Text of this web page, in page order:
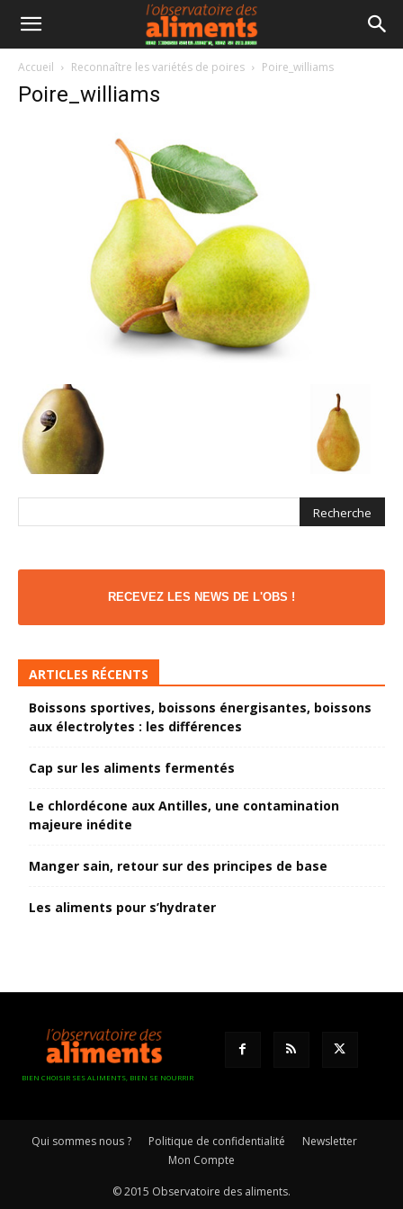
Accueil Reconnaître les variétés de poires Poire_williams
Poire_williams
RECEVEZ LES NEWS DE L'OBS !
ARTICLES RÉCENTS
Boissons sportives, boissons énergisantes, boissons
aux électrolytes : les différences
Cap sur les aliments fermentés
Le chlordécone aux Antilles, une contamination
majeure inédite
Manger sain, retour sur des principes de base
Les aliments pour s’hydrater
BIEN CHOISIR SES ALIMENTS, BIEN SE NOURRIR
Qui sommes nous ? Politique de confidentialité
Newsletter
Mon Compte
© 2015 Observatoire des aliments.